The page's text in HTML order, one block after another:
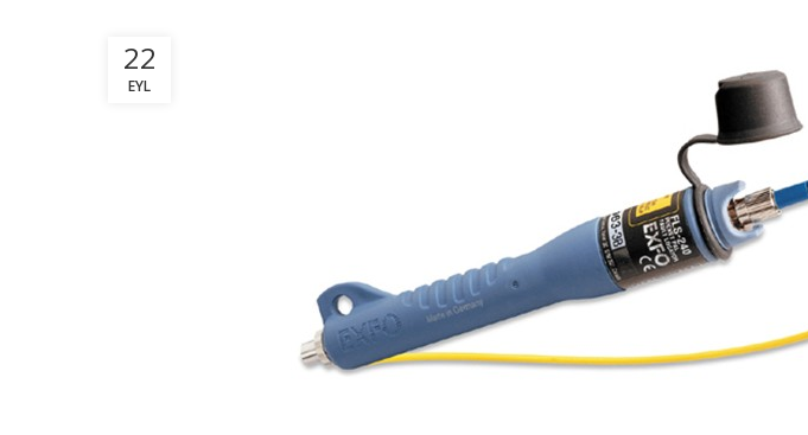
22
EYL